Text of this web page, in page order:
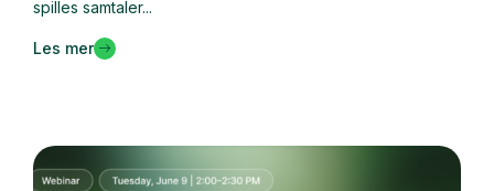
spilles samtaler...
Les mer